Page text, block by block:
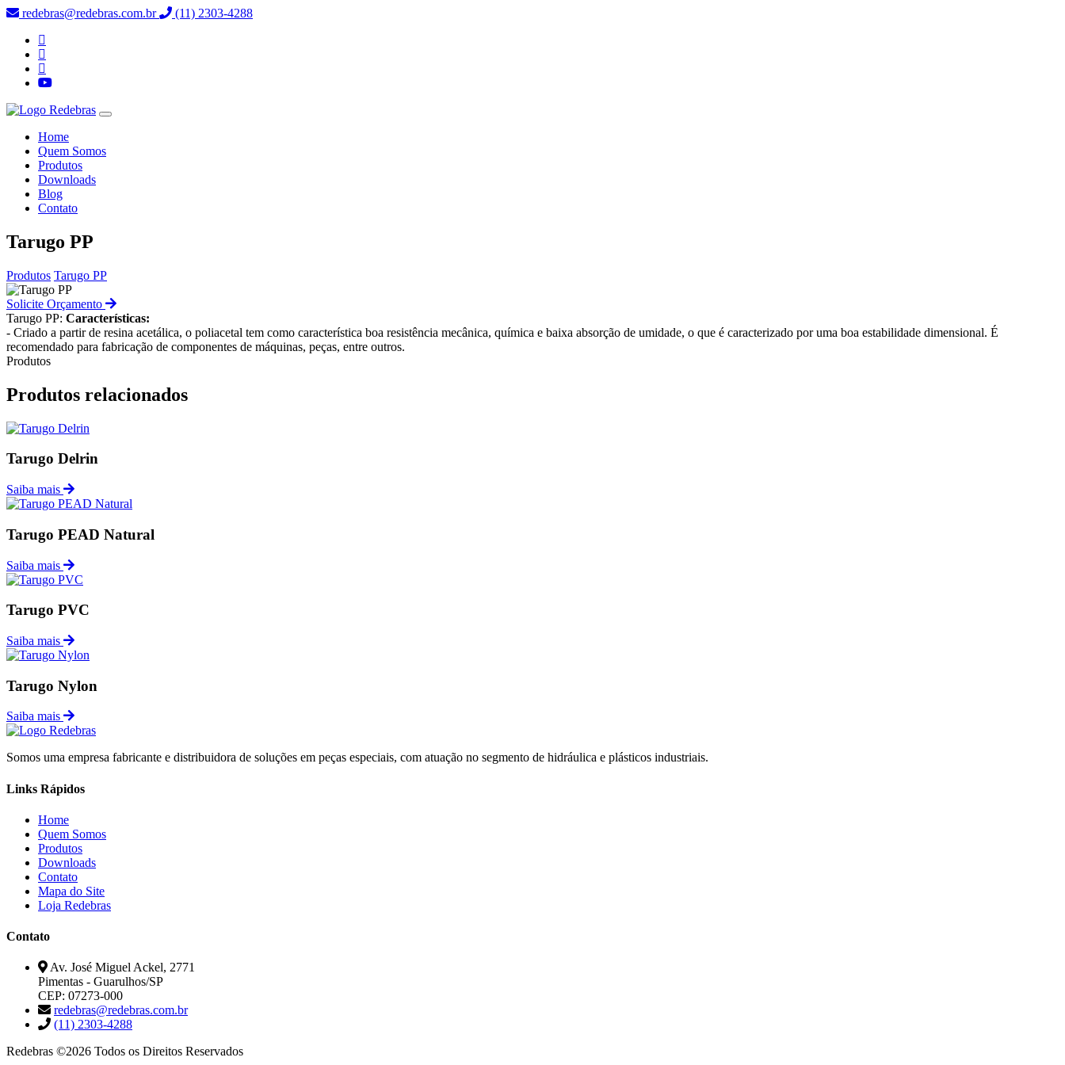
redebras@redebras.com.br (11) 2303-4288
Home
Quem Somos
Produtos
Downloads
Blog
Contato
Tarugo PP
Produtos Tarugo PP
Solicite Orçamento
Tarugo PP: Características:
- Criado a partir de resina acetálica, o poliacetal tem como característica boa resistência mecânica, química e baixa absorção de umidade, o que é caracterizado por uma boa estabilidade dimensional. É
recomendado para fabricação de componentes de máquinas, peças, entre outros.
Produtos
Produtos relacionados
Tarugo Delrin
Saiba mais
Tarugo PEAD Natural
Saiba mais
Tarugo PVC
Saiba mais
Tarugo Nylon
Saiba mais
Somos uma empresa fabricante e distribuidora de soluções em peças especiais, com atuação no segmento de hidráulica e plásticos industriais.
Links Rápidos
Home
Quem Somos
Produtos
Downloads
Contato
Mapa do Site
Loja Redebras
Contato
Av. José Miguel Ackel, 2771
Pimentas - Guarulhos/SP
CEP: 07273-000
redebras@redebras.com.br
(11) 2303-4288
Redebras ©2026 Todos os Direitos Reservados